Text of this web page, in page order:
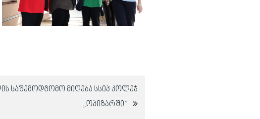
საშემოდგომო მიღება სსიპ კოლეჯ
„ოპიზარში”